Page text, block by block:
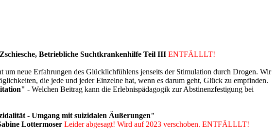
Betriebliche Suchtkrankenhilfe Teil III ENTFÄLLLT!
neue Erfahrungen des Glücklichfühlens jenseits der Stimulation durch Drogen. Wir
die jede und jeder Einzelne hat, wenn es darum geht, Glück zu empfinden.
- Welchen Beitrag kann die Erlebnispädagogik zur Abstinenzfestigung bei
- Umgang mit suizidalen Äußerungen"
Lottermoser Leider abgesagt! Wird auf 2023 verschoben. ENTFÄLLLT!